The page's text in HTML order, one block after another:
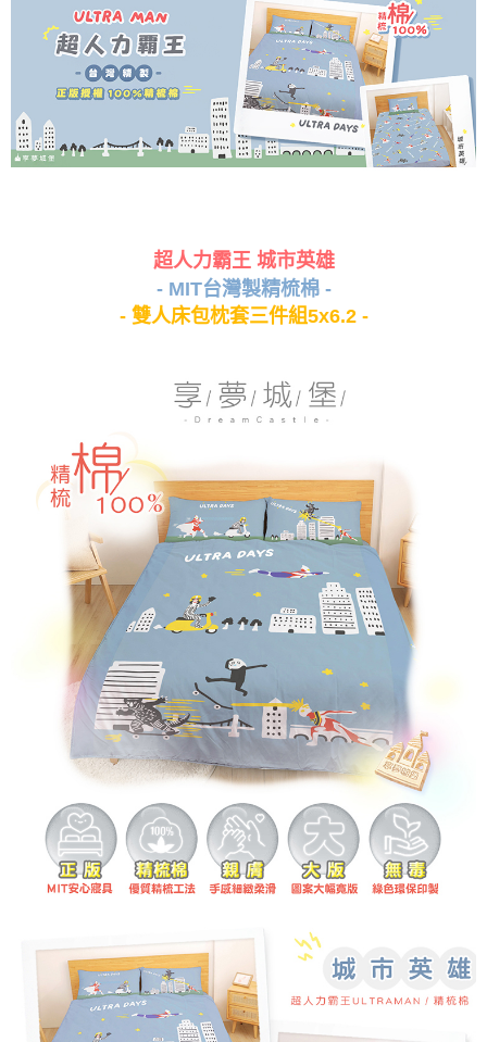
每筆NT$80，滿NT$699(含以上)免運費
超人力霸王 城市英雄
- MIT台灣製精梳棉 -
- 雙人床包枕套三件組5x6.2 -